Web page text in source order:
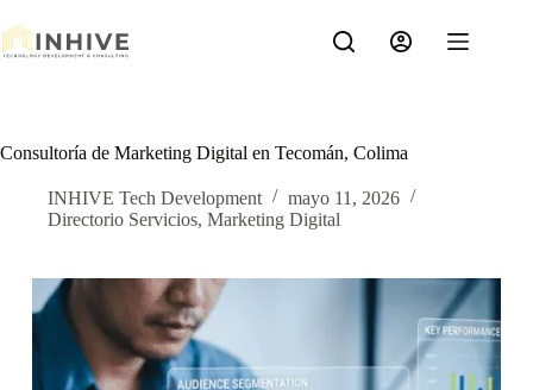
al
contenido
Consultoría de Marketing Digital en Tecomán, Colima
INHIVE Tech Development
mayo 11, 2026
Directorio Servicios, Marketing Digital